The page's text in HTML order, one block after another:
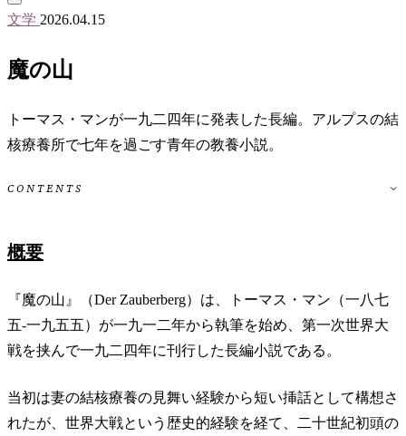
文学 2026.04.15
魔の山
トーマス・マンが一九二四年に発表した長編。アルプスの結
核療養所で七年を過ごす青年の教養小説。
CONTENTS
概要
『魔の山』（Der Zauberberg）は、トーマス・マン（一八七
五-一九五五）が一九一二年から執筆を始め、第一次世界大
戦を挟んで一九二四年に刊行した長編小説である。
当初は妻の結核療養の見舞い経験から短い挿話として構想さ
れたが、世界大戦という歴史的経験を経て、二十世紀初頭の